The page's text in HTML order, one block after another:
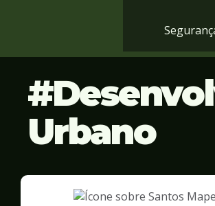
Urbano